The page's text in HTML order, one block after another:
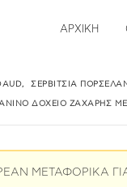
ΑΡΧΙΚΉ
, ΣΕΡΒΊΤΣΙΑ
ΔΟΧΕΊΟ ΖΆΧΑΡΗΣ ΜΕ
ΜΕΤΑΦΟΡΙΚΑ